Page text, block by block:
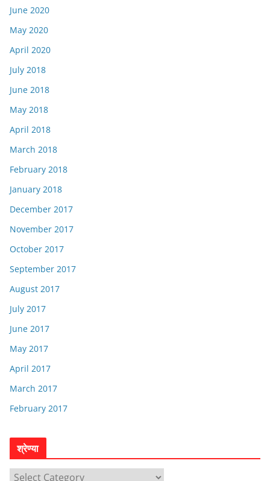
June 2020
May 2020
April 2020
July 2018
June 2018
May 2018
April 2018
March 2018
February 2018
January 2018
December 2017
November 2017
October 2017
September 2017
August 2017
July 2017
June 2017
May 2017
April 2017
March 2017
February 2017
श्रेण्या
श्रे